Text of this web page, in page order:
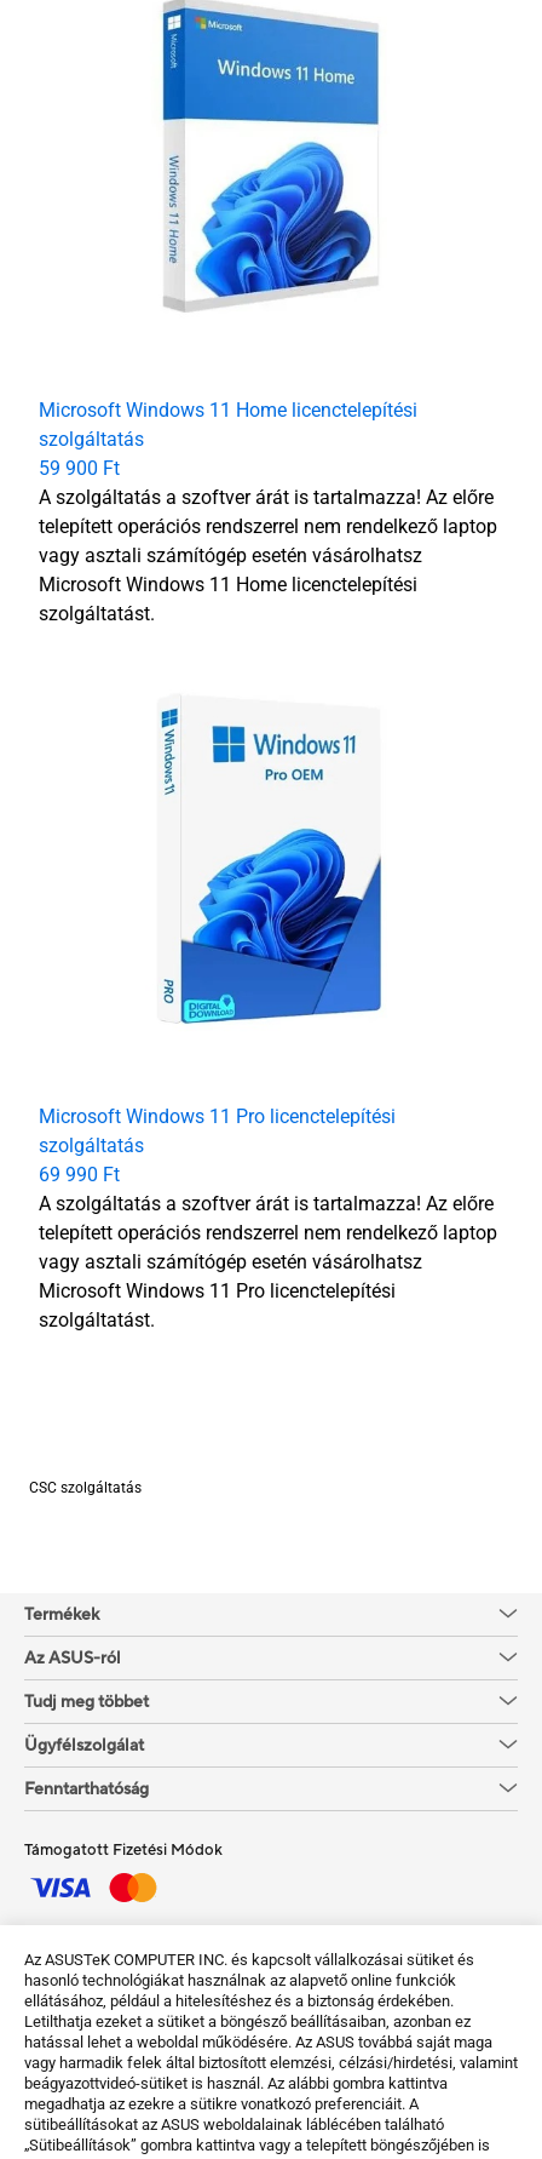
Az ASUSTeK COMPUTER INC. és kapcsolt vállalkozásai sütiket és
hasonló technológiákat használnak az alapvető online funkciók
ellátásához, például a hitelesítéshez és a biztonság érdekében.
Letilthatja ezeket a sütiket a böngésző beállításaiban, azonban ez
hatással lehet a weboldal működésére. Az ASUS továbbá saját maga
vagy harmadik felek által biztosított elemzési, célzási/hirdetési, valamint
beágyazottvideó-sütiket is használ. Az alábbi gombra kattintva
megadhatja az ezekre a sütikre vonatkozó preferenciáit. A
sütibeállításokat az ASUS weboldalainak láblécében található
„Sütibeállítások” gombra kattintva vagy a telepített böngészőjében is
Microsoft Windows 11 Home licenctelepítési
szolgáltatás
59 900 Ft
A szolgáltatás a szoftver árát is tartalmazza! Az előre
telepített operációs rendszerrel nem rendelkező laptop
vagy asztali számítógép esetén vásárolhatsz
Microsoft Windows 11 Home licenctelepítési
szolgáltatást.
Microsoft Windows 11 Pro licenctelepítési
szolgáltatás
69 990 Ft
A szolgáltatás a szoftver árát is tartalmazza! Az előre
telepített operációs rendszerrel nem rendelkező laptop
vagy asztali számítógép esetén vásárolhatsz
Microsoft Windows 11 Pro licenctelepítési
szolgáltatást.
CSC szolgáltatás
Termékek
Az ASUS-ról
Tudj meg többet
Ügyfélszolgálat
Fenntarthatóság
Támogatott Fizetési Módok
Sign up